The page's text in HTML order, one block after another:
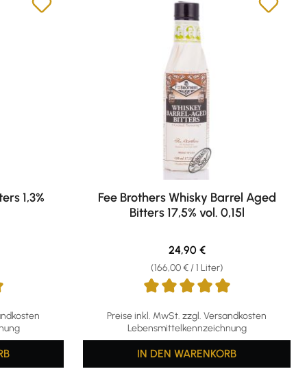
1,3%
Fee Brothers Whisky Barrel Aged
Bitters 17,5% vol. 0,15l
Preise inkl. MwSt. zzgl. Versandkosten
Lebensmittelkennzeichnung
(166,00 € / 1 Liter)
Regulärer Preis:
24,90 €
IN DEN WARENKORB